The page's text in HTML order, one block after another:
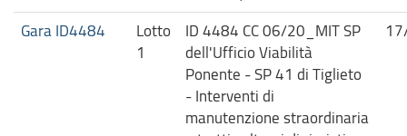
Gara ID4484
Lotto
1
ID 4484 CC 06/20_MIT SP
dell'Ufficio Viabilità
Ponente - SP 41 di Tiglieto
- Interventi di
manutenzione straordinaria